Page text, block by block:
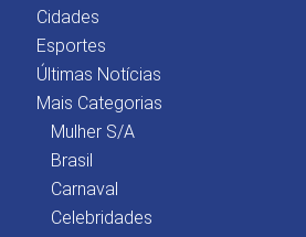
Cidades
Esportes
Últimas Notícias
Mais Categorias
Mulher S/A
Brasil
Carnaval
Celebridades